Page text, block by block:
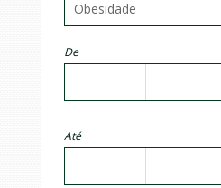
De
Até